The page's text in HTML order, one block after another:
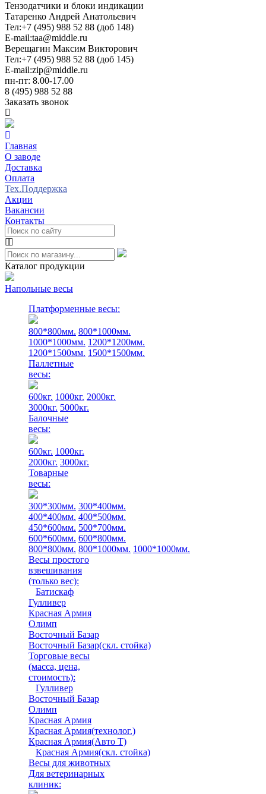
Тензодатчики и блоки индикации
Татаренко Андрей Анатольевич
Тел:+7 (495) 988 52 88 (доб 148)
E-mail:taa@middle.ru
Верещагин Максим Викторович
Тел:+7 (495) 988 52 88 (доб 145)
E-mail:zip@middle.ru
пн-пт: 8.00-17.00
8 (495) 988 52 88
Заказать звонок
Главная
О заводе
Доставка
Оплата
Тех.Поддержка
Акции
Вакансии
Контакты
Каталог продукции
Напольные весы
Платформенные весы:
800*800мм. 800*1000мм.
1000*1000мм. 1200*1200мм.
1200*1500мм. 1500*1500мм.
Паллетные
весы:
600кг. 1000кг. 2000кг.
3000кг. 5000кг.
Балочные
весы:
600кг. 1000кг.
2000кг. 3000кг.
Товарные
весы:
300*300мм. 300*400мм.
400*400мм. 400*500мм.
450*600мм. 500*700мм.
600*600мм. 600*800мм.
800*800мм. 800*1000мм. 1000*1000мм.
Весы простого
взвешивания
(только вес):
Батискаф
Гулливер
Красная Армия
Олимп
Восточный Базар
Восточный Базар(скл. стойка)
Торговые весы
(масса, цена,
стоимость):
Гулливер
Восточный Базар
Олимп
Красная Армия
Красная Армия(технолог.)
Красная Армия(Авто Т)
Красная Армия(скл. стойка)
Весы для животных
Для ветеринарных
клиник: